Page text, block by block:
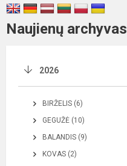
Naujienų archyvas
2026
BIRŽELIS (6)
GEGUŽĖ (10)
BALANDIS (9)
KOVAS (2)